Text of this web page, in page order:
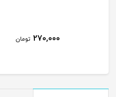
270,000 تومان